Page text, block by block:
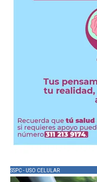
SSPC - USO CELULAR